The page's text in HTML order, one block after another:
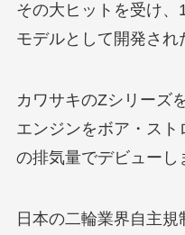
その大ヒットを受け
モデルとして開発され
カワサキのZシリーズ
エンジンをボア・ス
の排気量でデビューし
日本の二輪業界自主